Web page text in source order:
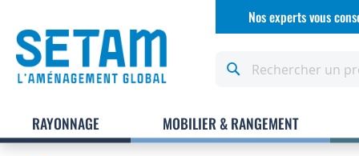
AllezNos experts vous
RAYONNAGE MOBILIER & RANGEMENT